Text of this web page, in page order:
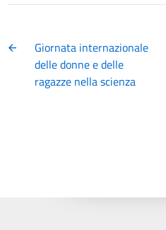
Giornata internazionale
delle donne e delle
ragazze nella scienza